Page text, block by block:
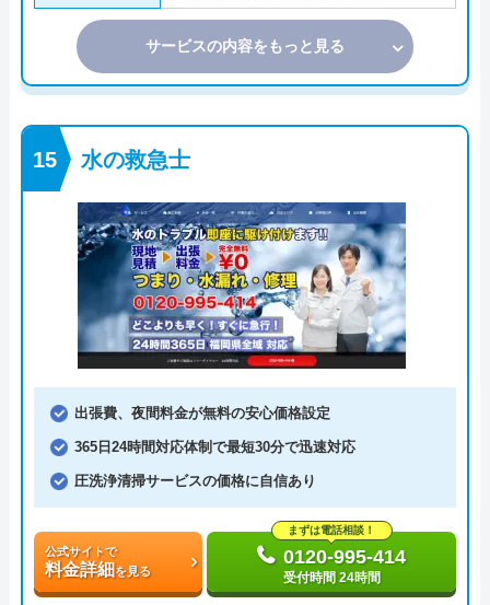
サービスの内容をもっと見る
水の救急士
出張費、夜間料金が無料の安心価格設定
365日24時間対応体制で最短30分で迅速対応
圧洗浄清掃サービスの価格に自信あり
公式サイトで
料金詳細を見る
まずは電話相談！
0120-995-414
受付時間 24時間